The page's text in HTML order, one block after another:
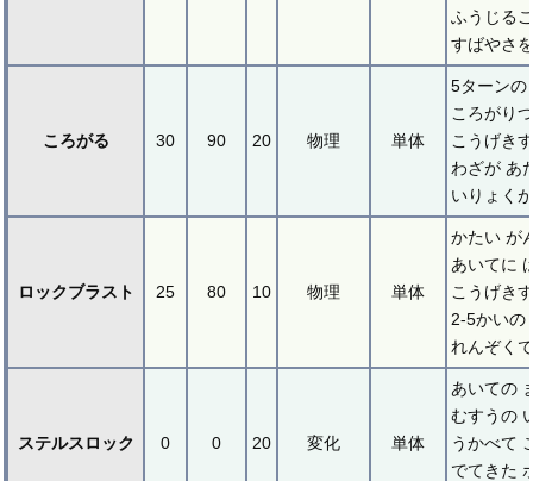
ふうじる
すばやさ
ころがる 30 90 20 物理 単体
5ターンの
ころがり
こうげき
わざが あ
いりょく
ロックブラスト 25 80 10 物理 単体
かたい が
あいてに
こうげき
2-5かいの
れんぞく
ステルスロック 0 0 20 変化 単体
あいての
むすうの
うかべて
でてきた